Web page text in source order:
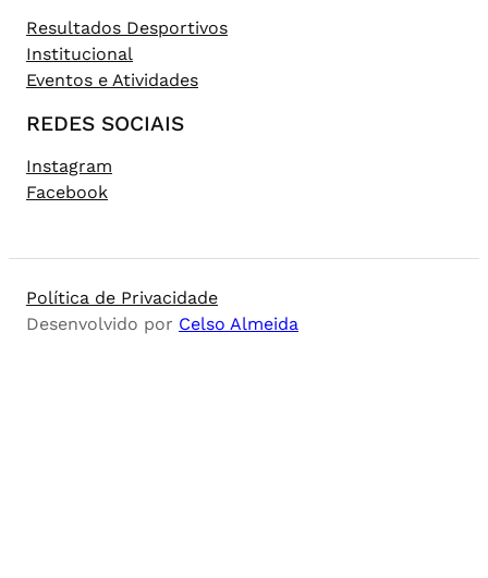
Resultados Desportivos
Institucional
Eventos e Atividades
REDES SOCIAIS
Instagram
Facebook
Política de Privacidade
Desenvolvido por Celso Almeida